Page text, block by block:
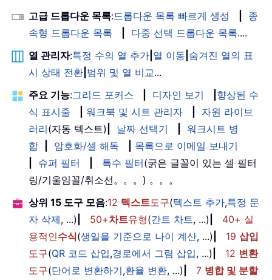
고급 드롭다운 목록:드롭다운 목록 빠르게 생성
종
속형 드롭다운 목록
다중 선택 드롭다운 목록....
열 관리자:특정 수의 열 추가 열 이동 숨겨진 열의 표
시 상태 전환 범위 및 열 비교...
주요 기능:그리드 포커스 디자인 보기
향상된 수
식 표시줄
워크북 및 시트 관리자
자원 라이브
러리(자동 텍스트) 날짜 선택기
워크시트 병
합
암호화/셀 해독
목록으로 이메일 보내기
슈퍼 필터 특수 필터(굵은 글꼴이 있는 셀 필터
링/기울임꼴/취소선。。。) 。。。
상위 15 도구 모음:12 텍스트도구(텍스트 추가,특정 문
자 삭제, ...) 50+차트유형(간트 차트, ...)
40+ 실
용적인수식(생일을 기준으로 나이 계산, ...) 19 삽입
도구(QR 코드 삽입,경로에서 그림 삽입, ...) 12 변환
도구(단어로 변환하기,환율 변환, ...) 7 병합 및 분할